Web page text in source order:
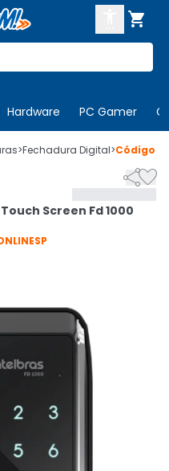

Hardware PC Gamer
SE
>Fechadura Digital>Código

Screen Fd 1000